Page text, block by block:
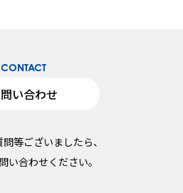
CONTACT
い合わせ
等ございましたら、
い合わせください。